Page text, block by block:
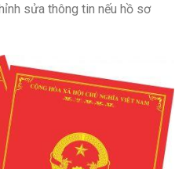
sửa thông tin nếu hồ sơ